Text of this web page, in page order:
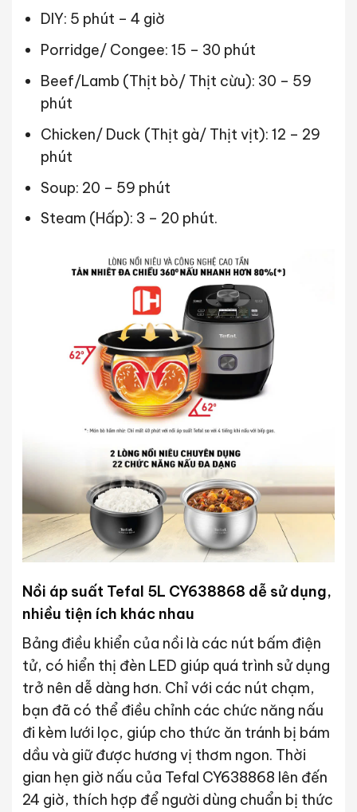
DIY: 5 phút – 4 giờ
Porridge/ Congee: 15 – 30 phút
Beef/Lamb (Thịt bò/ Thịt cừu): 30 – 59
phút
Chicken/ Duck (Thịt gà/ Thịt vịt): 12 – 29
phút
Soup: 20 – 59 phút
Steam (Hấp): 3 – 20 phút.
Nồi áp suất Tefal 5L CY638868 dễ sử dụng,
nhiều tiện ích khác nhau
Bảng điều khiển của nồi là các nút bấm điện
tử, có hiển thị đèn LED giúp quá trình sử dụng
trở nên dễ dàng hơn. Chỉ với các nút chạm,
bạn đã có thể điều chỉnh các chức năng nấu
đi kèm lưới lọc, giúp cho thức ăn tránh bị bám
dầu và giữ được hương vị thơm ngon. Thời
gian hẹn giờ nấu của Tefal CY638868 lên đến
24 giờ, thích hợp để người dùng chuẩn bị thức